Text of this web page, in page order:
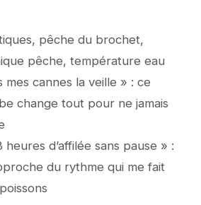
, pêche du brochet,
pêche, température eau
mes cannes la veille » : ce
change tout pour ne jamais
d’affilée sans pause » :
du rythme qui me fait